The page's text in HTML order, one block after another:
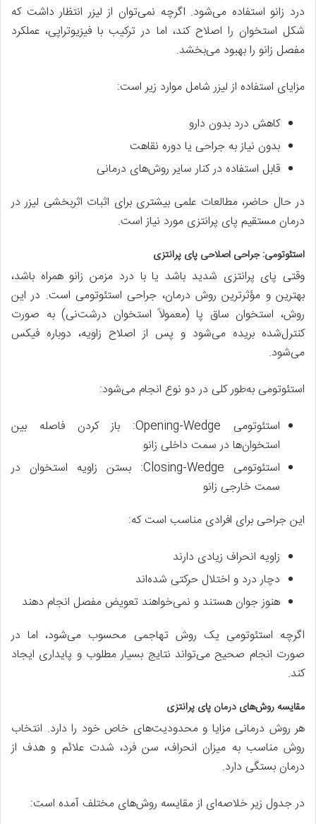
درد زانو استفاده می‌شود. اگرچه نمی‌توان از لیزر انتظار داشت که
شکل استخوان را اصلاح کند، اما در ترکیب با فیزیوتراپی، عملکرد
مفصل زانو را بهبود می‌بخشد.
مزایای استفاده از لیزر شامل موارد زیر است:
کاهش درد بدون دارو
بدون نیاز به جراحی یا دوره نقاهت
قابل استفاده در کنار سایر روش‌های درمانی
در حال حاضر، مطالعات علمی بیشتری برای اثبات اثربخشی لیزر در
درمان مستقیم پای پرانتزی مورد نیاز است.
استئوتومی: جراحی اصلاحی پای پرانتزی
وقتی پای پرانتزی شدید باشد یا با درد مزمن زانو همراه باشد،
بهترین و مؤثرترین روش درمان، جراحی استئوتومی است. در این
روش، استخوان ساق پا (معمولاً استخوان درشت‌نی) به صورت
کنترل‌شده بریده می‌شود و پس از اصلاح زاویه، دوباره فیکس
می‌شود.
استئوتومی به‌طور کلی در دو نوع انجام می‌شود:
استئوتومی Opening-Wedge: باز کردن فاصله بین
استخوان‌ها در سمت داخلی زانو
استئوتومی Closing-Wedge: بستن زاویه استخوان در
سمت خارجی زانو
این جراحی برای افرادی مناسب است که:
زاویه انحراف زیادی دارند
دچار درد و اختلال حرکتی شده‌اند
هنوز جوان هستند و نمی‌خواهند تعویض مفصل انجام دهند
اگرچه استئوتومی یک روش تهاجمی محسوب می‌شود، اما در
صورت انجام صحیح می‌تواند نتایج بسیار مطلوب و پایداری ایجاد
کند.
مقایسه روش‌های درمان پای پرانتزی
هر روش درمانی مزایا و محدودیت‌های خاص خود را دارد. انتخاب
روش مناسب به میزان انحراف، سن فرد، شدت علائم و هدف از
درمان بستگی دارد.
در جدول زیر خلاصه‌ای از مقایسه روش‌های مختلف آمده است: